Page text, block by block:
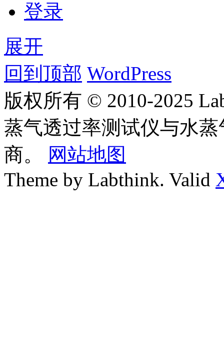
登录
展开
回到顶部 WordPress
版权所有 © 2010-2025
蒸气透过率测试仪与水
商。
网站地图
Theme by Labthink. Valid